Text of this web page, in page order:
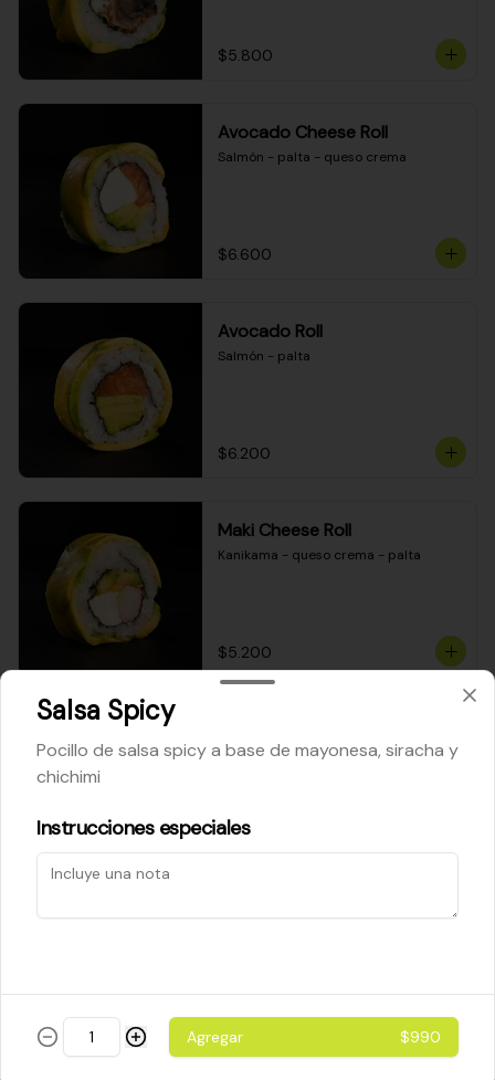
$5.800
Avocado Cheese Roll
Salmón - palta - queso crema
$6.600
Avocado Roll
Salmón - palta
$6.200
Maki Cheese Roll
Kanikama - queso crema - palta
$5.200
Queso crema - palta - cebollín
$5.200
$5.800
Salsa Spicy
Pocillo de salsa spicy a base de mayonesa, siracha y
chichimi
Instrucciones especiales
Agregar $990